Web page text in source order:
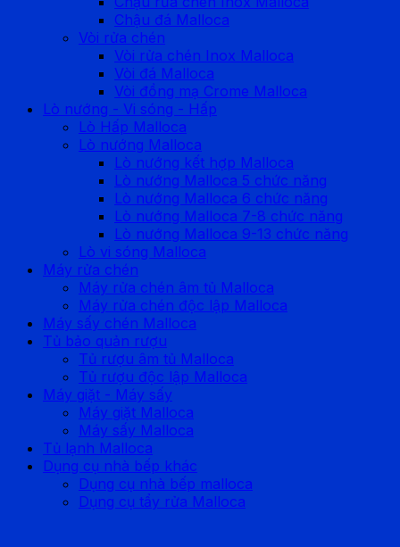
Chậu đá Malloca
Vòi rửa chén
Vòi rửa chén Inox Malloca
Vòi đá Malloca
Vòi đồng mạ Crome Malloca
Lò nướng - Vi sóng - Hấp
Lò Hấp Malloca
Lò nướng Malloca
Lò nướng kết hợp Malloca
Lò nướng Malloca 5 chức năng
Lò nướng Malloca 6 chức năng
Lò nướng Malloca 7-8 chức năng
Lò nướng Malloca 9-13 chức năng
Lò vi sóng Malloca
Máy rửa chén
Máy rửa chén âm tủ Malloca
Máy rửa chén độc lập Malloca
Máy sấy chén Malloca
Tủ bảo quản rượu
Tủ rượu âm tủ Malloca
Tủ rượu độc lập Malloca
Máy giặt - Máy sấy
Máy giặt Malloca
Máy sấy Malloca
Tủ lạnh Malloca
Dụng cụ nhà bếp khác
Dụng cụ nhà bếp malloca
Dụng cụ tẩy rửa Malloca